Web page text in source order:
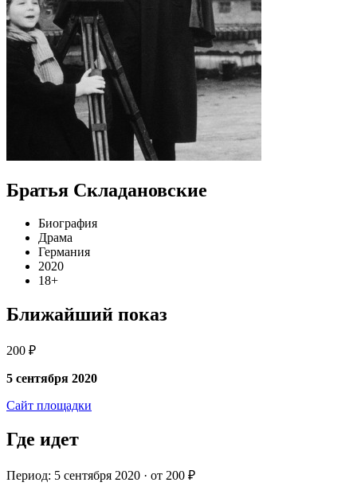
Братья Складановские
Биография
Драма
Германия
2020
18+
Ближайший показ
200 ₽
5 сентября 2020
Сайт площадки
Где идет
Период: 5 сентября 2020 · от 200 ₽